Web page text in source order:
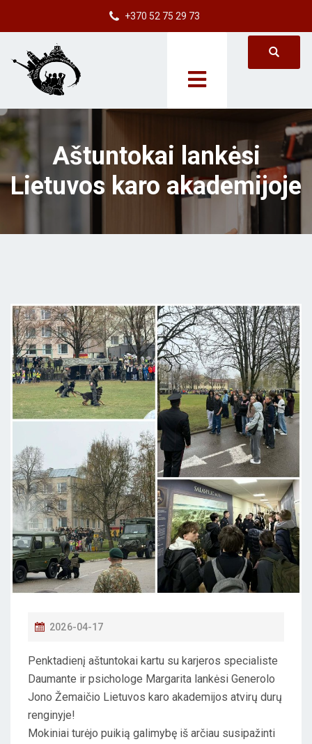
+370 52 75 29 73
Aštuntokai lankėsi
Lietuvos karo akademijoje
P
S
T
E
D
2026-04-17
Penktadienį aštuntokai kartu su karjeros specialiste
Daumante ir psichologe Margarita lankėsi Generolo
Jono Žemaičio Lietuvos karo akademijos atvirų durų
renginyje!
Mokiniai turėjo puikią galimybę iš arčiau susipažinti